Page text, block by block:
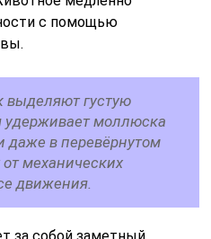
с помощью
густую
удерживает моллюска
даже в перевёрнутом
механических
движения.